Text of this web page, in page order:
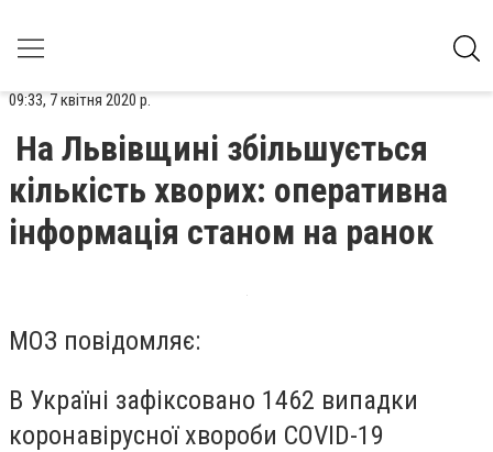
09:33, 7 квітня 2020 р.
На Львівщині збільшується
кількість хворих: оперативна
інформація станом на ранок
​​МОЗ повідомляє:
В Україні зафіксовано 1462 випадки
коронавірусної хвороби COVID-19